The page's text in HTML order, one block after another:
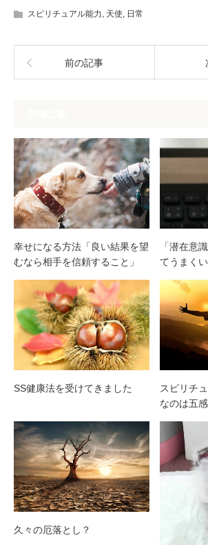
スピリチュアル能力, 天使, 日常
前の記事
幸せになる方法「良い結果を望
むなら相手を信頼すること」
「潜在意
てうまくい
SS健康法を受けてきました
スピリチ
なのは五
久々の厄落とし？